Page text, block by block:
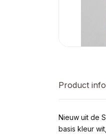
Product
Nieuw uit de
basis kleur